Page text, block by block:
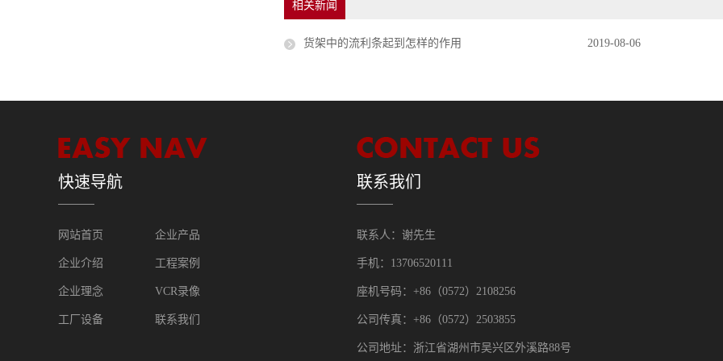
相关新闻
货架中的流利条起到怎样的作用 2019-08-06
快速导航
网站首页 企业产品
企业介绍 工程案例
企业理念 VCR录像
工厂设备 联系我们
联系我们
联系人：谢先生
手机：13706520111
座机号码：+86（0572）2108256
公司传真：+86（0572）2503855
公司地址：浙江省湖州市吴兴区外溪路88号